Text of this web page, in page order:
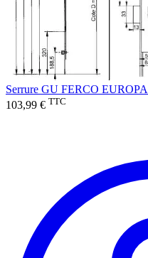
Serrure GU FERCO
103,99 € TTC